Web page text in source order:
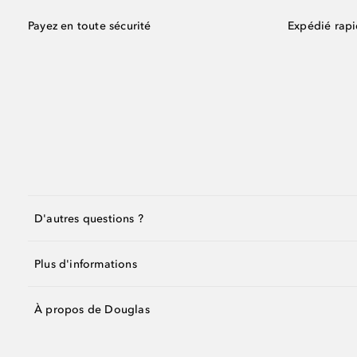
Payez en toute sécurité Expédié
D'autres questions ?
Plus d'informations
À propos de Douglas